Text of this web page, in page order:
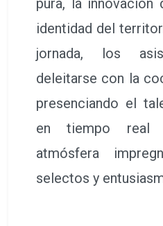
propuestas en
la creatividad y el
fueron los
Este concurso,
determinación por
con el firme